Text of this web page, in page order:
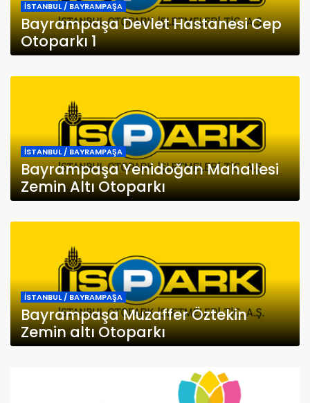
İSTANBUL / BAYRAMPAŞA
Bayrampaşa Devlet Hastanesi Cep
Otoparkı 1
İSTANBUL / BAYRAMPAŞA
Bayrampaşa Yenidoğan Mahallesi
Zemin Altı Otoparkı
İSTANBUL / BAYRAMPAŞA
Bayrampaşa Muzaffer Öztekin
Zemin altı Otoparkı